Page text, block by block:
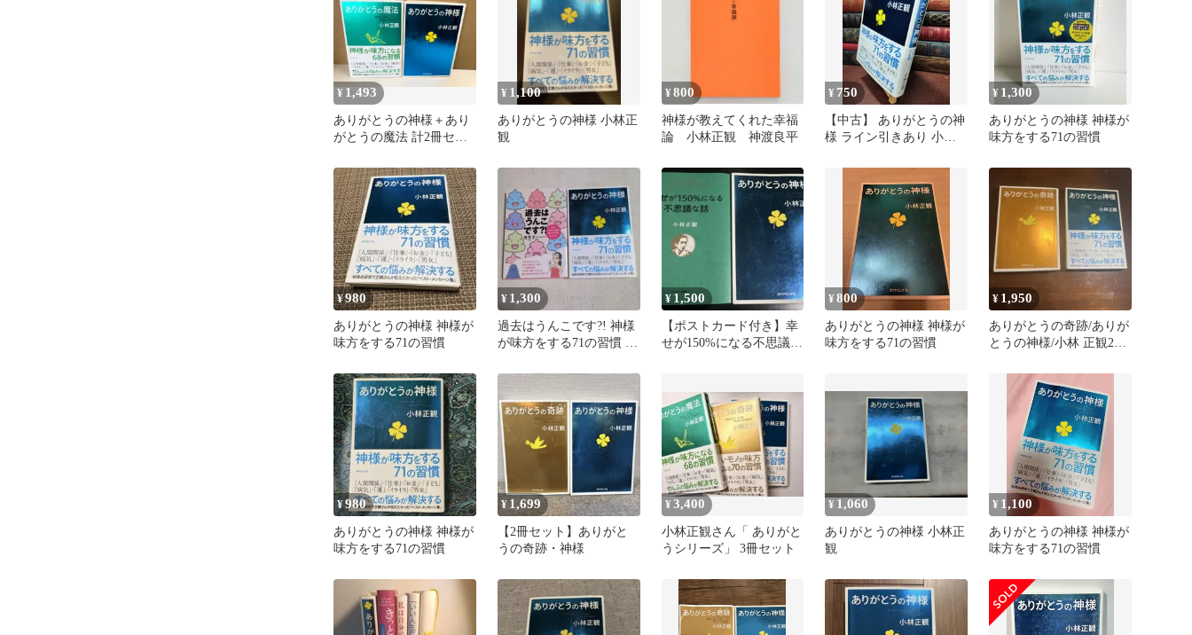
¥ 1,493
ありがとうの神様＋あり
がとうの魔法 計2冊セッ
観／著 ダイヤモンド社
¥ 1,100
ありがとうの神様 小林正
観
¥800
神様が教えてくれた幸福
論 小林正観 神渡良平
¥ 750
【中古】 ありがとうの神
様 ライン引きあり 小林
¥ 1,300
ありがとうの神様 神様が
味方をする71の習慣
¥980
ありがとうの神様 神様が
味方をする71の習慣
¥ 1,300
過去はうんこです?! 神様
が味方をする71の習慣 2
¥ 1,500
【ポストカード付き】幸
せが150%になる不思議な
¥800
ありがとうの神様 神様が
味方をする71の習慣
¥ 1,950
ありがとうの奇跡/ありが
とうの神様/小林 正観2冊
¥980
ありがとうの神様 神様が
味方をする71の習慣
¥1,699
【2冊セット】ありがと
うの奇跡・神様
¥3,400
小林正観さん「 ありがと
うシリーズ」 3冊セット
¥ 1,060
ありがとうの神様 小林正
観
¥ 1,100
ありがとうの神様 神様が
味方をする71の習慣